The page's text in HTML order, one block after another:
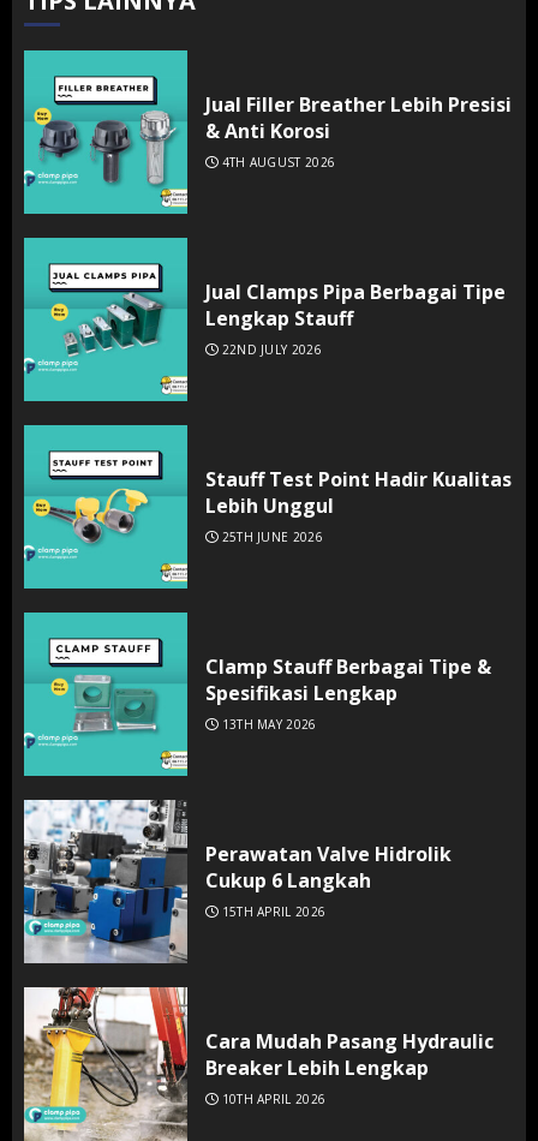
Jual Filler Breather Lebih Presisi
& Anti Korosi
4TH AUGUST 2026
Jual Clamps Pipa Berbagai Tipe
Lengkap Stauff
22ND JULY 2026
Stauff Test Point Hadir Kualitas
Lebih Unggul
25TH JUNE 2026
Clamp Stauff Berbagai Tipe &
Spesifikasi Lengkap
13TH MAY 2026
Perawatan Valve Hidrolik
Cukup 6 Langkah
15TH APRIL 2026
Cara Mudah Pasang Hydraulic
Breaker Lebih Lengkap
10TH APRIL 2026